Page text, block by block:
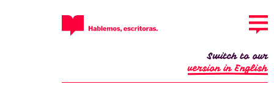
Switch to our
version in English